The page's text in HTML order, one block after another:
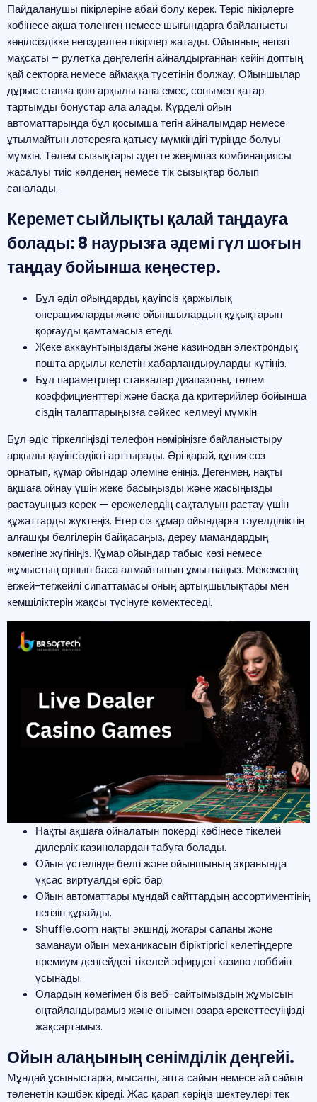
Пайдаланушы пікірлеріне абай болу керек. Теріс пікірлерге
көбінесе ақша төленген немесе шығындарға байланысты
көңілсіздікке негізделген пікірлер жатады. Ойынның негізгі
мақсаты – рулетка дөңгелегін айналдырғаннан кейін доптың
қай секторға немесе аймаққа түсетінін болжау. Ойыншылар
дұрыс ставка қою арқылы ғана емес, сонымен қатар
тартымды бонустар ала алады. Күрделі ойын
автоматтарында бұл қосымша тегін айналымдар немесе
ұтылмайтын лотереяға қатысу мүмкіндігі түрінде болуы
мүмкін. Төлем сызықтары әдетте жеңімпаз комбинациясы
жасалуы тиіс көлденең немесе тік сызықтар болып
саналады.
Керемет сыйлықты қалай таңдауға
болады: 8 наурызға әдемі гүл шоғын
таңдау бойынша кеңестер.
Бұл әділ ойындарды, қауіпсіз қаржылық
операцияларды және ойыншылардың құқықтарын
қорғауды қамтамасыз етеді.
Жеке аккаунтыңыздағы және казинодан электрондық
пошта арқылы келетін хабарландыруларды күтіңіз.
Бұл параметрлер ставкалар диапазоны, төлем
коэффициенттері және басқа да критерийлер бойынша
сіздің талаптарыңызға сәйкес келмеуі мүмкін.
Бұл әдіс тіркелгіңізді телефон нөміріңізге байланыстыру
арқылы қауіпсіздікті арттырады. Әрі қарай, құпия сөз
орнатып, құмар ойындар әлеміне еніңіз. Дегенмен, нақты
ақшаға ойнау үшін жеке басыңызды және жасыңызды
растауыңыз керек — ережелердің сақталуын растау үшін
құжаттарды жүктеңіз. Егер сіз құмар ойындарға тәуелділіктің
алғашқы белгілерін байқасаңыз, дереу мамандардың
көмегіне жүгініңіз. Құмар ойындар табыс көзі немесе
жұмыстың орнын баса алмайтынын ұмытпаңыз. Мекеменің
егжей-тегжейлі сипаттамасы оның артықшылықтары мен
кемшіліктерін жақсы түсінуге көмектеседі.
Нақты ақшаға ойналатын покерді көбінесе тікелей
дилерлік казинолардан табуға болады.
Ойын үстелінде белгі және ойыншының экранында
ұқсас виртуалды өріс бар.
Ойын автоматтары мұндай сайттардың ассортиментінің
негізін құрайды.
Shuffle.com нақты экшнді, жоғары сапаны және
заманауи ойын механикасын біріктіргісі келетіндерге
премиум деңгейдегі тікелей эфирдегі казино лоббиін
ұсынады.
Олардың көмегімен біз веб-сайтымыздың жұмысын
оңтайландырамыз және онымен өзара әрекеттесуіңізді
жақсартамыз.
Ойын алаңының сенімділік деңгейі.
Мұндай ұсыныстарға, мысалы, апта сайын немесе ай сайын
төленетін кэшбэк кіреді. Жас қарап көріңіз шектеулері тек